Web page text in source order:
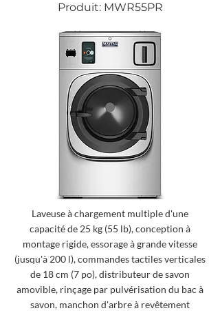
Produit: MWR55PR
Laveuse à chargement multiple d'une
capacité de 25 kg (55 lb), conception à
montage rigide, essorage à grande vitesse
(jusqu'à 200 l), commandes tactiles verticales
de 18 cm (7 po), distributeur de savon
amovible, rinçage par pulvérisation du bac à
savon, manchon d'arbre à revêtement